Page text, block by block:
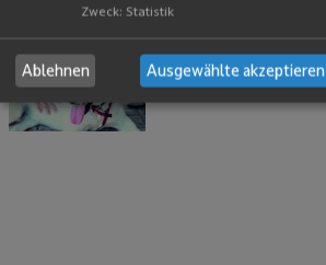
Zweck: Statistik
Ablehnen Ausgewählte akzeptieren